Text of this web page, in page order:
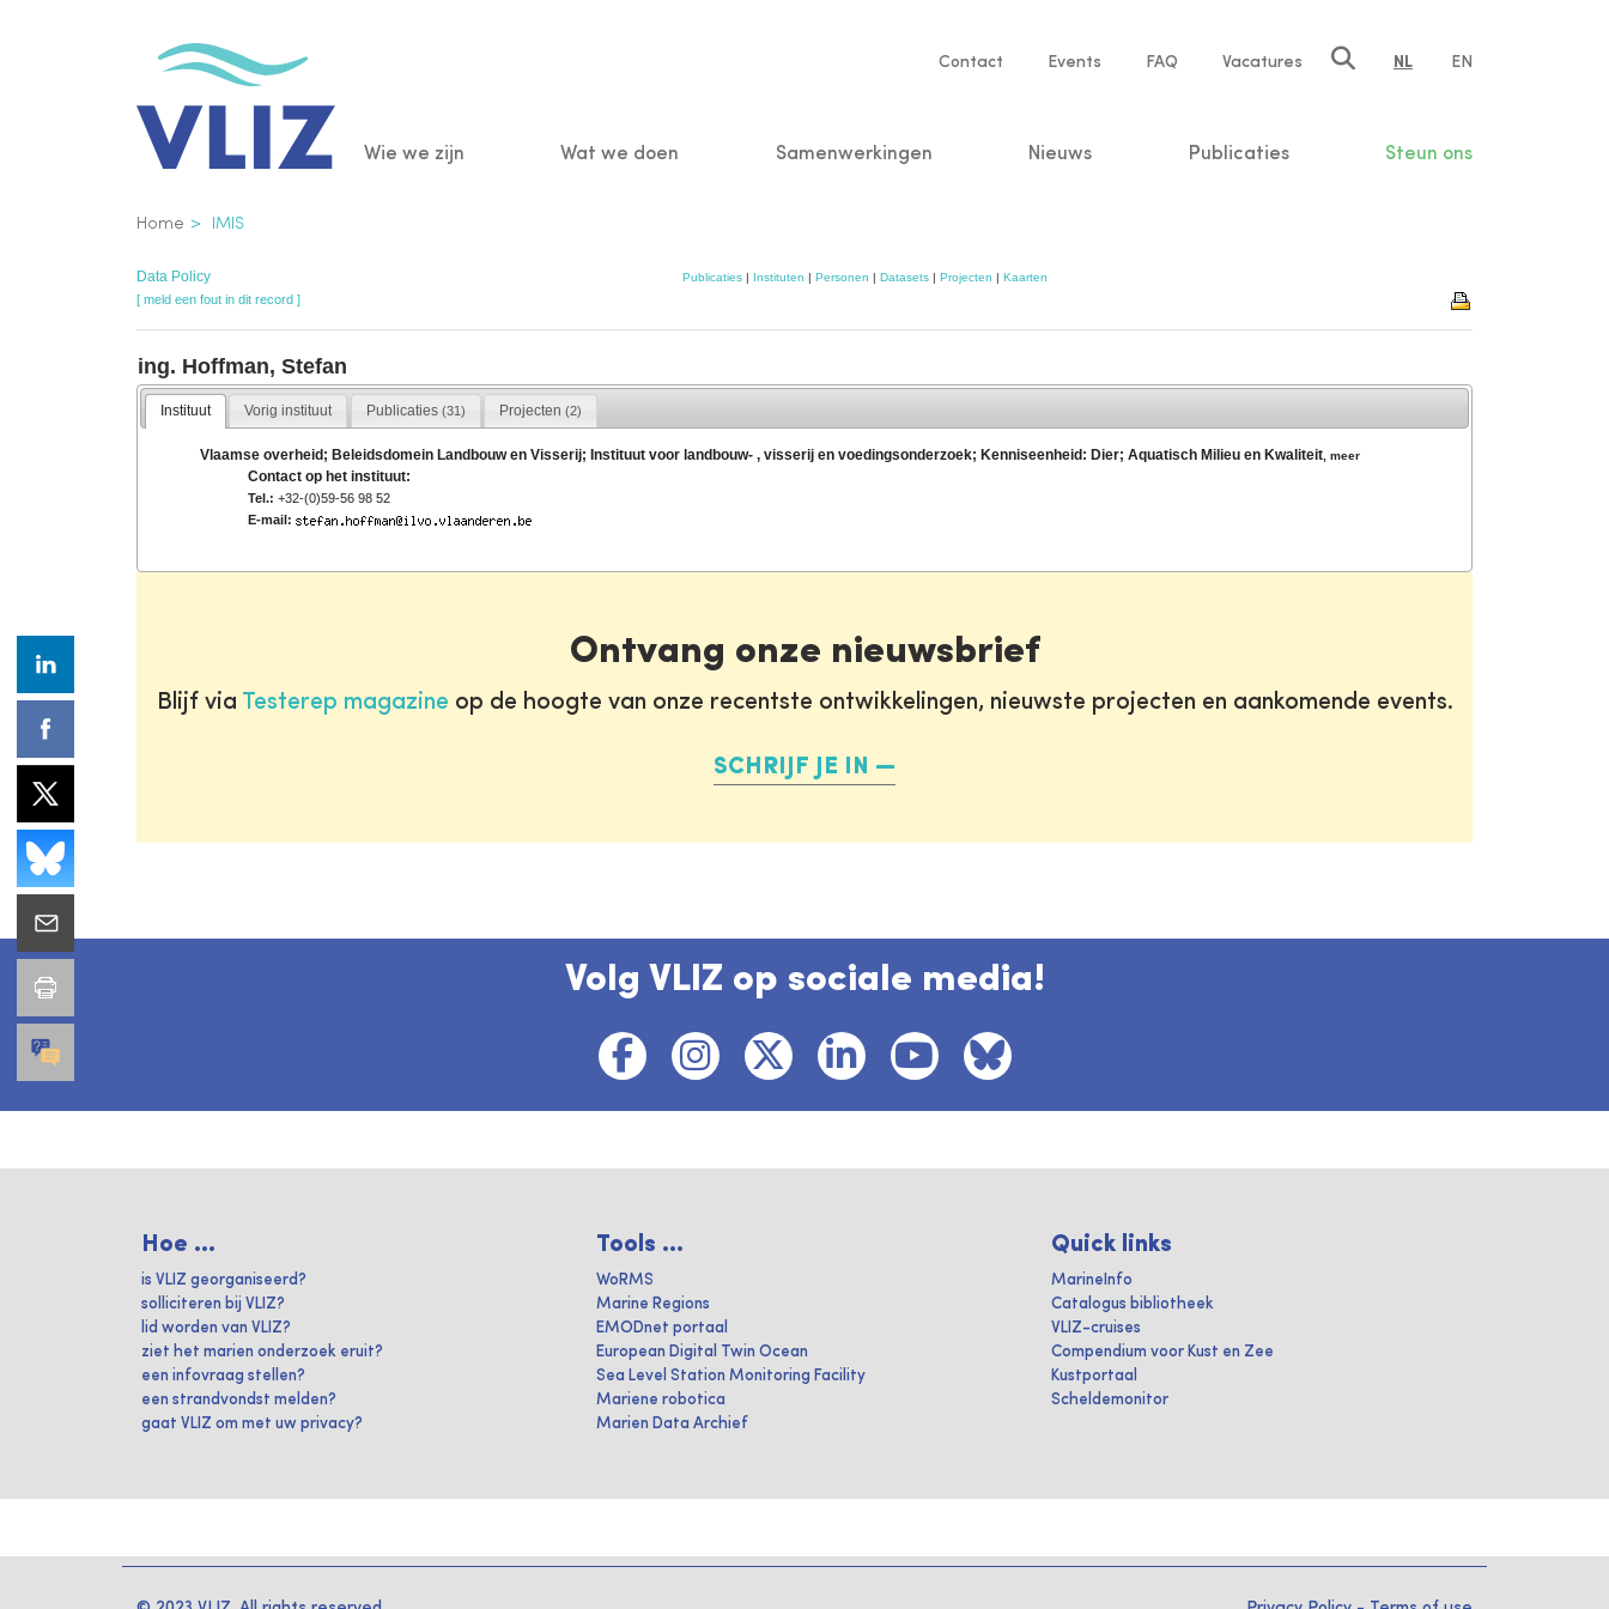
Service
Contact Events FAQ Vacatures NL EN
Main
Wie we zijn Wat we doen Samenwerkingen Nieuws Publicaties Steun ons
Kruimelpad
Home IMIS
Data Policy Publicaties| Instituten | Personen | Datasets| Projecten | Kaarten
[ meld een fout in dit record ]
ing. Hoffman, Stefan
Instituut Vorig instituut Publicaties (31) Projecten (2)
Vlaamse overheid; Beleidsdomein Landbouw en Visserij; Instituut voor landbouw- , visserij en voedingsonderzoek; Kenniseenheid: Dier; Aquatisch Milieu en Kwaliteit ,meer
Contact op het instituut:
Tel.: +32-(0)59-56 98 52
E-mail:
Ontvang onze nieuwsbrief
Blijf via Testerep magazine op de hoogte van onze recentste ontwikkelingen, nieuwste projecten en aankomende events.
SCHRIJF JE IN
Volg VLIZ op sociale media!
Hoe ...
is VLIZ georganiseerd?
solliciteren bij VLIZ?
lid worden van VLIZ?
ziet het marien onderzoek eruit?
een infovraag stellen?
een strandvondst melden?
gaat VLIZ om met uw privacy?
Tools ...
WoRMS
Marine Regions
EMODnet portaal
European Digital Twin Ocean
Sea Level Station Monitoring Facility
Mariene robotica
Marien Data Archief
Quick links
MarineInfo
Catalogus bibliotheek
VLIZ-cruises
Compendium voor Kust en Zee
Kustportaal
Scheldemonitor